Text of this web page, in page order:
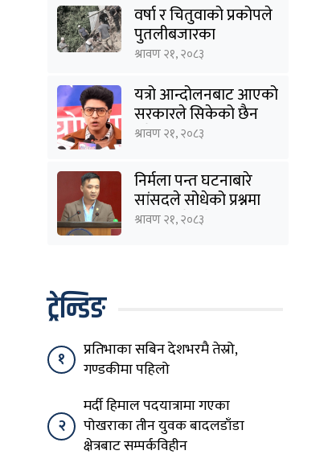
वर्षा र चितुवाको प्रकोपले
पुतलीबजारका
किसानलाई दोहोरो मार
श्रावण २१, २०८३
यत्रो आन्दोलनबाट आएको
सरकारले सिकेको छैन
भने सिकून्, क्षमता भएन
भएन ?: मिराज ढुंगाना
श्रावण २१, २०८३
निर्मला पन्त घटनाबारे
सांसदले सोधेको प्रश्नमा
गृहमन्त्रीले भने- हजुरहरू
श्रावण २१, २०८३
ट्रेन्डिङ
१
प्रतिभाका सबिन देशभरमै तेस्रो,
गण्डकीमा पहिलो
२
मर्दी हिमाल पदयात्रामा गएका
पोखराका तीन युवक बादलडाँडा
क्षेत्रबाट सम्पर्कविहीन